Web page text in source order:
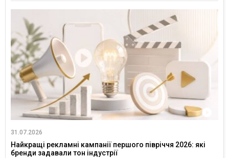
31.07.2026
Найкращі рекламні кампанії першого півріччя 2026: які
бренди задавали тон індустрії